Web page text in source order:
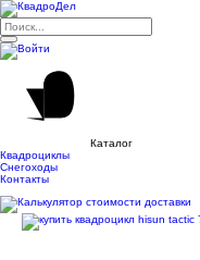
Каталог
Квадроциклы
Снегоходы
Контакты